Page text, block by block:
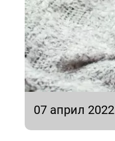
07 април 2022